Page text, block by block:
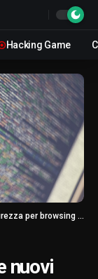
Hacking Game
con Gemini AI agenti
nuovi